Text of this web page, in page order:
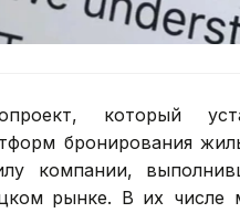
который
бронирования
компании,
рынке. В их числе